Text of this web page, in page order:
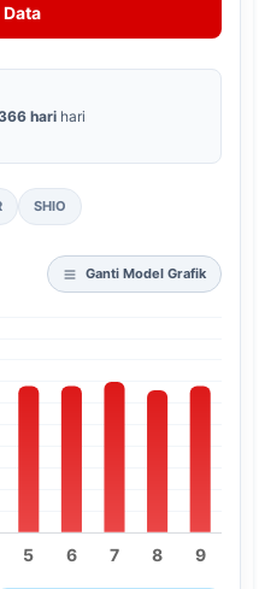
hari hari
SHIO
Ganti Model Grafik